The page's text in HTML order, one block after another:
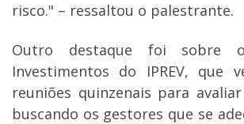
risco." – ressaltou o palestrante.
Outro destaque foi sobre
Investimentos do IPREV, que
reuniões quinzenais para
buscando os gestores que se